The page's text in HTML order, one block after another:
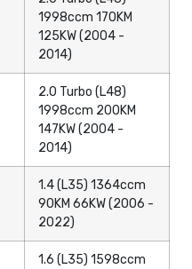
1998ccm 170KM
125KW (2004 -
2014)
2.0 Turbo (L48)
1998ccm 200KM
147KW (2004 -
2014)
1.4 (L35) 1364ccm
90KM 66KW (2006 -
2022)
1.6 (L35) 1598ccm